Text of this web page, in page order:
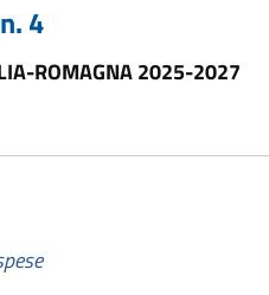
4
ROMAGNA 2025-2027